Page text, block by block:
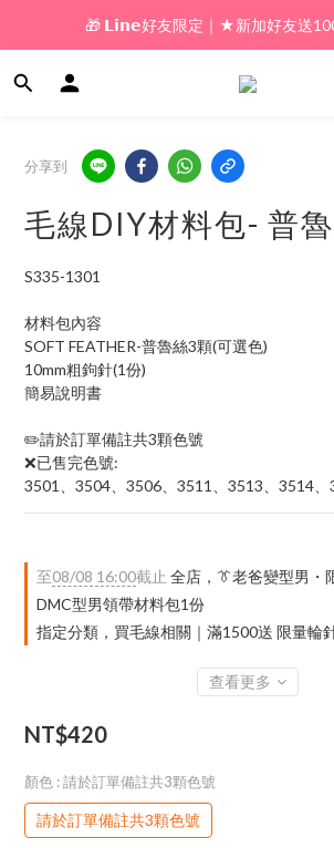
🎁 新好友購物金｜★加入新會員領
🎁 𝗟𝗶𝗻𝗲好友限定｜★新加好友送
🎁 新好友購物金｜★加入新會員領
分享到
毛線DIY材料包- 普
S335-1301
材料包內容
SOFT FEATHER-普魯絲3顆(可選色)
10mm粗鉤針(1份)
簡易說明書
✏️請於訂單備註共3顆色號
❌已售完色號:
3501、3504、3506、3511、3513、3514
至08/08 16:00截止 全店，👔老爸變型男・
DMC型男領帶材料包1份
指定分類，買毛線相關｜滿1500送 限量輪
查看更多
NT$420
顏色 : 請於訂單備註共3顆色號
請於訂單備註共3顆色號